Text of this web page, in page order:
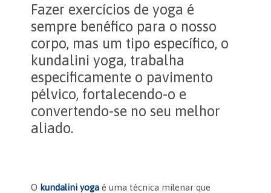
Fazer exercícios de yoga é
sempre benéfico para o nosso
corpo, mas um tipo específico, o
kundalini yoga, trabalha
especificamente o pavimento
pélvico, fortalecendo-o e
convertendo-se no seu melhor
aliado.
O kundalini yogaé uma técnica milenar que